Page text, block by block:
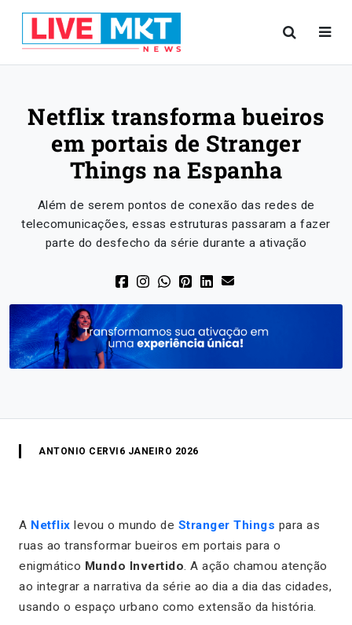
Netflix transforma bueiros
em portais de Stranger
Things na Espanha
Além de serem pontos de conexão das redes de
telecomunicações, essas estruturas passaram a fazer
parte do desfecho da série durante a ativação
ANTONIO CERVI 6 JANEIRO 2026
A Netflix levou o mundo de Stranger Things para as
ruas ao transformar bueiros em portais para o
enigmático Mundo Invertido. A ação chamou atenção
ao integrar a narrativa da série ao dia a dia das cidades,
usando o espaço urbano como extensão da história.